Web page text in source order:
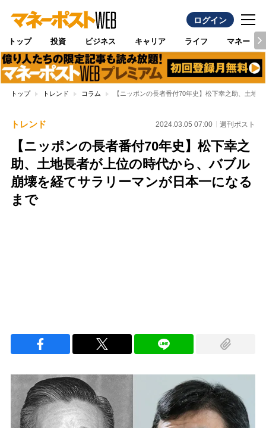
ログイン
トップ 投資 ビジネス キャリア ライフ マネー
トップ トレンド コラム 【ニッポンの長者番付70年史】松下幸之助、土地
トレンド 2024.03.05 07:00 週刊ポスト
【ニッポンの長者番付70年史】松下幸之
助、土地長者が上位の時代から、バブル
崩壊を経てサラリーマンが日本一になる
まで